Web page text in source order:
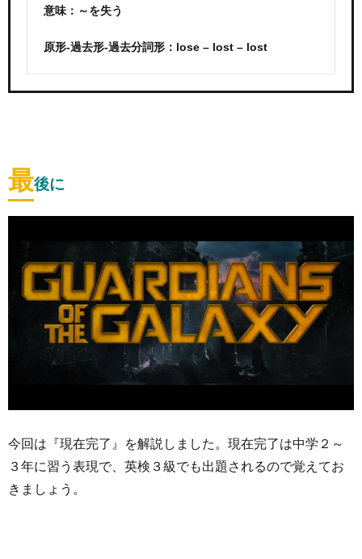
意味：～を失う
原形-過去形-過去分詞形：lose – lost – lost
最後に
今回は『現在完了』を解説しました。現在完了は中学２～
３年に習う表現で、英検３級でも出題されるので覚えてお
きましょう。